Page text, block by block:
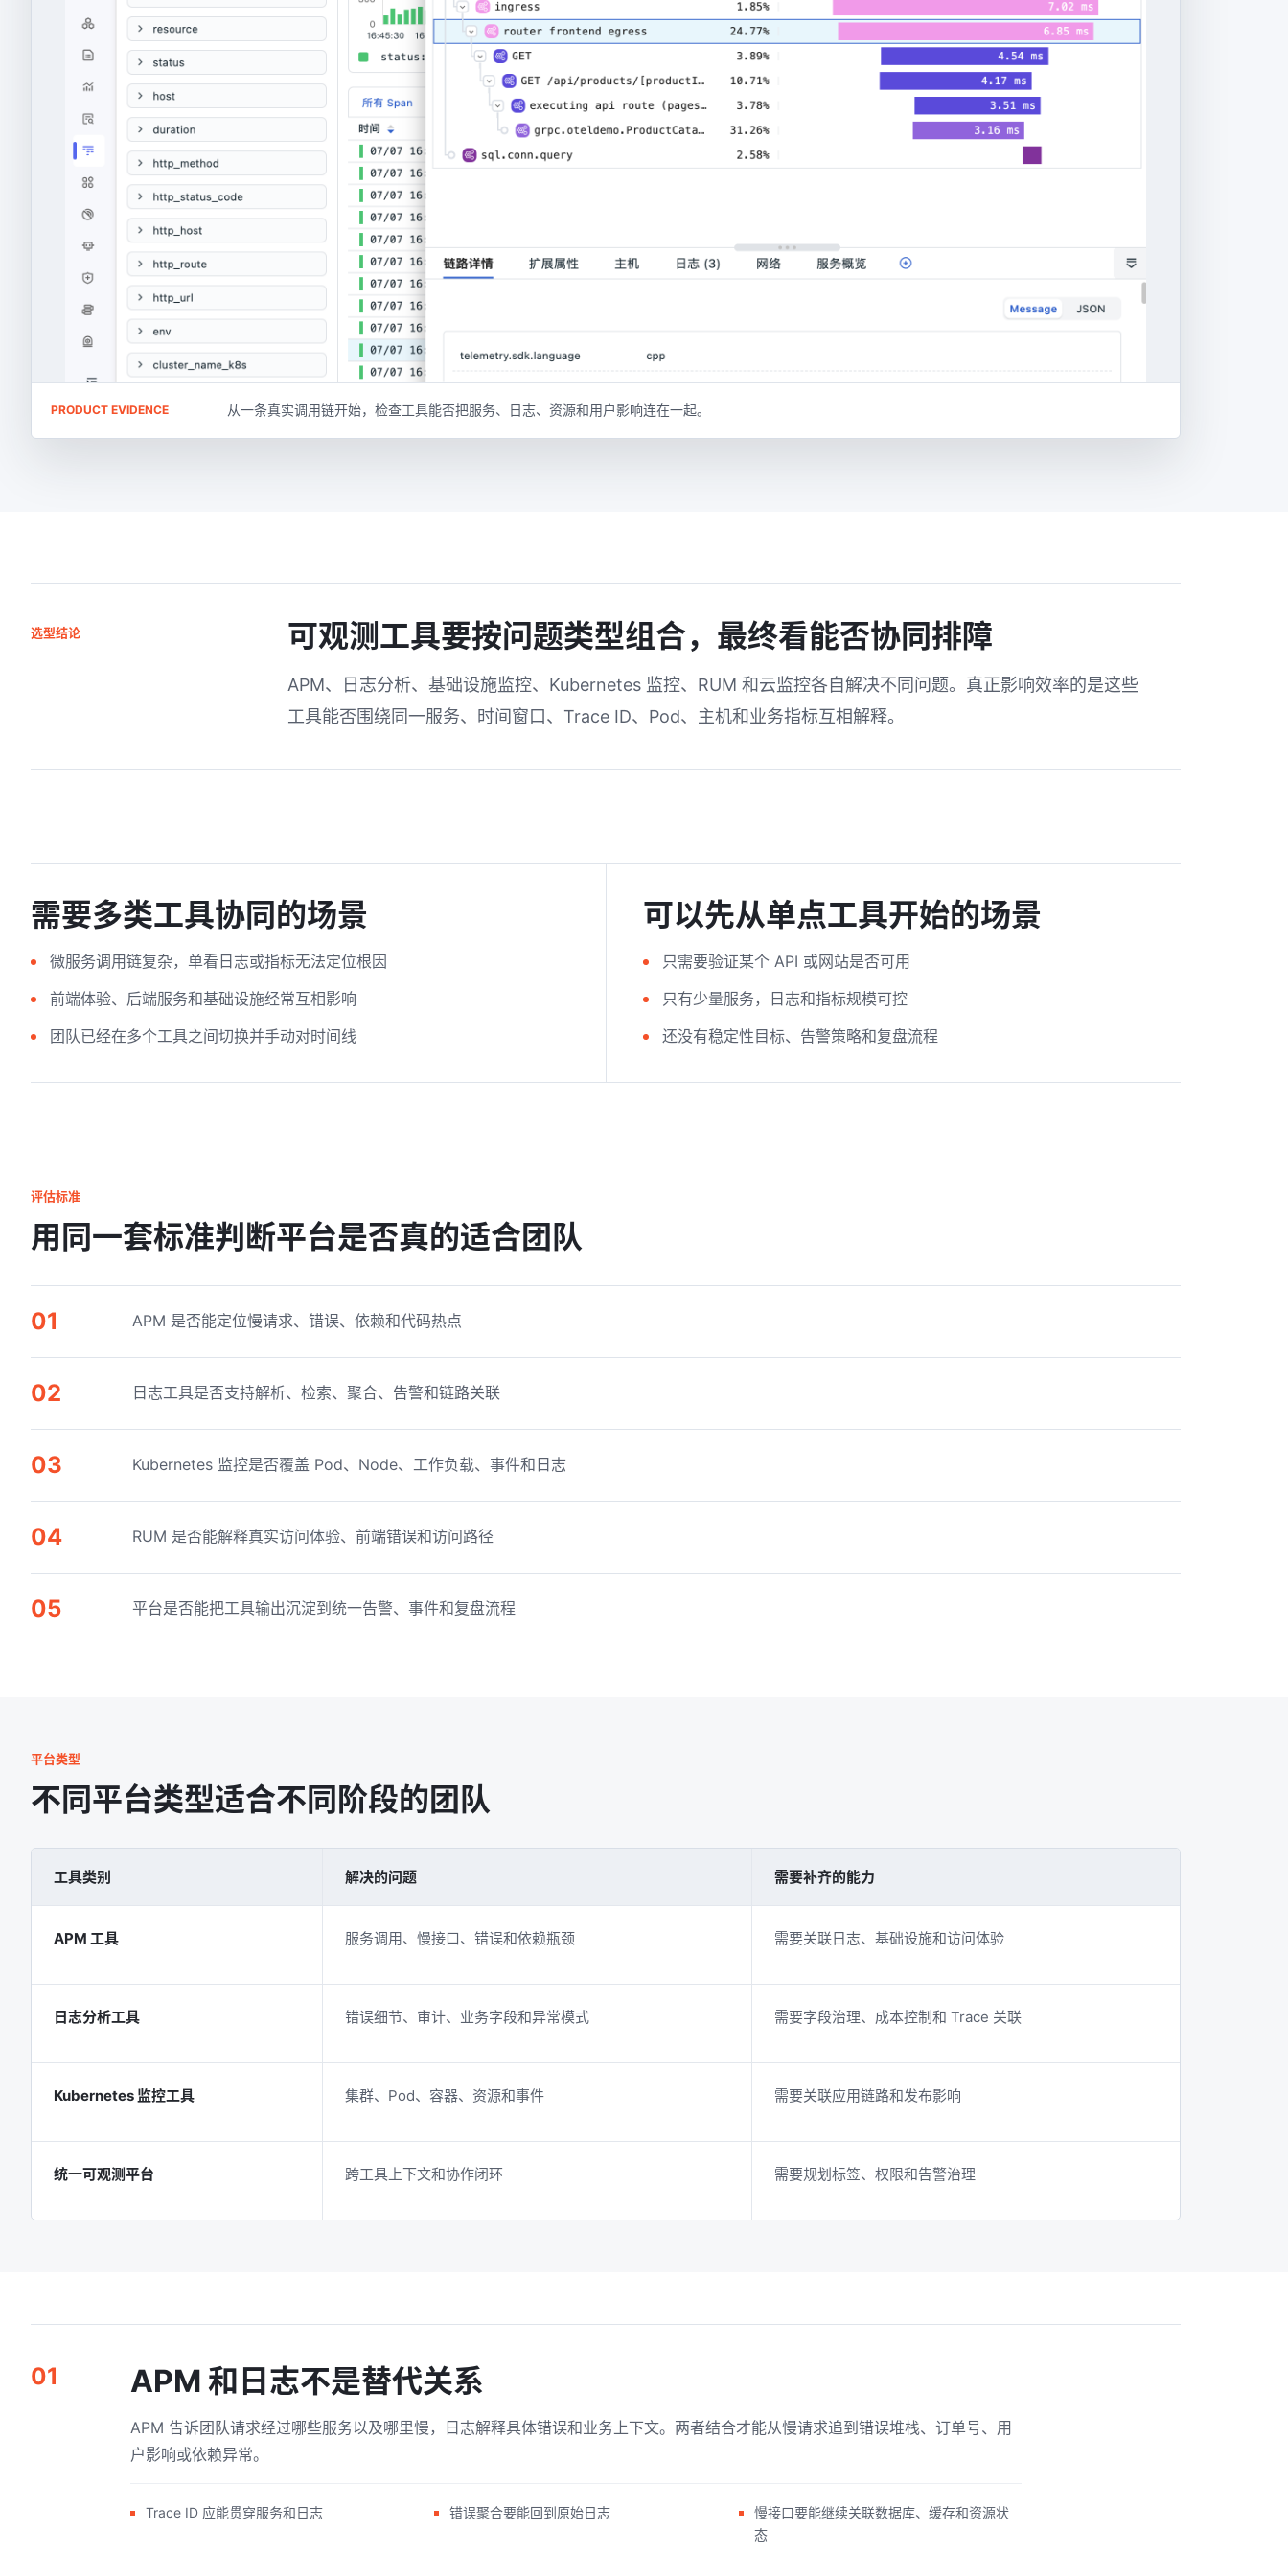
PRODUCT EVIDENCE 从一条真实调用链开始，检查工具能否把服务、日志、资源和用户影响连在一起。
选型结论 可观测工具要按问题类型组合，最终看能否协同排障
APM、日志分析、基础设施监控、Kubernetes 监控、RUM 和云监控各自解决不同问题。真正影响效率的是这些
工具能否围绕同一服务、时间窗口、Trace ID、Pod、主机和业务指标互相解释。
需要多类工具协同的场景
微服务调用链复杂，单看日志或指标无法定位根因
前端体验、后端服务和基础设施经常互相影响
团队已经在多个工具之间切换并手动对时间线
可以先从单点工具开始的场景
只需要验证某个 API 或网站是否可用
只有少量服务，日志和指标规模可控
还没有稳定性目标、告警策略和复盘流程
评估标准
用同一套标准判断平台是否真的适合团队
01 APM 是否能定位慢请求、错误、依赖和代码热点
02 日志工具是否支持解析、检索、聚合、告警和链路关联
03 Kubernetes 监控是否覆盖 Pod、Node、工作负载、事件和日志
04 RUM 是否能解释真实访问体验、前端错误和访问路径
05 平台是否能把工具输出沉淀到统一告警、事件和复盘流程
平台类型
不同平台类型适合不同阶段的团队
工具类别 解决的问题 需要补齐的能力
APM 工具 服务调用、慢接口、错误和依赖瓶颈 需要关联日志、基础设施和访问体验
日志分析工具 错误细节、审计、业务字段和异常模式 需要字段治理、成本控制和 Trace 关联
Kubernetes 监控工具 集群、Pod、容器、资源和事件 需要关联应用链路和发布影响
统一可观测平台 跨工具上下文和协作闭环 需要规划标签、权限和告警治理
01 APM 和日志不是替代关系
APM 告诉团队请求经过哪些服务以及哪里慢，日志解释具体错误和业务上下文。两者结合才能从慢请求追到错误堆栈、订单号、用
户影响或依赖异常。
Trace ID 应能贯穿服务和日志 错误聚合要能回到原始日志
慢接口要能继续关联数据库、缓存和资源状
态